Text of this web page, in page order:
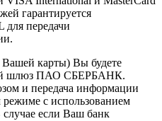
гарантируется
для передачи
Вашей карты) Вы будете
шлюз ПАО СБЕРБАНК.
и передача информации
с использованием
если Ваш банк